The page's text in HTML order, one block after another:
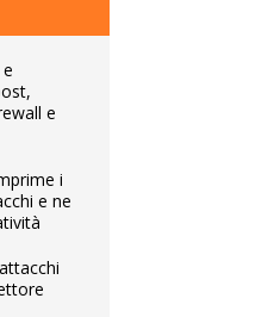
e
i
e ne